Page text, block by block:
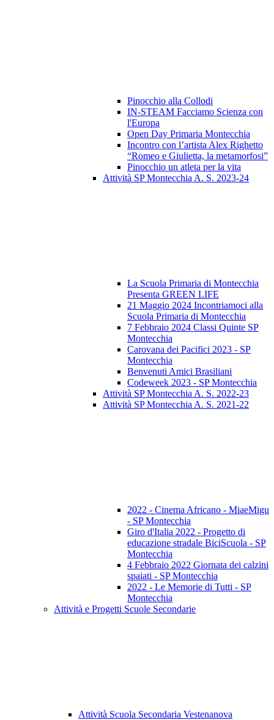
Pinocchio alla Collodi
IN-STEAM Facciamo Scienza con
l'Europa
Open Day Primaria Montecchia
Incontro con l’artista Alex Righetto
“Romeo e Giulietta, la metamorfosi”
Pinocchio un atleta per la vita
Attività SP Montecchia A. S. 2023-24
La Scuola Primaria di Montecchia
Presenta GREEN LIFE
21 Maggio 2024 Incontriamoci alla
Scuola Primaria di Montecchia
7 Febbraio 2024 Classi Quinte SP
Montecchia
Carovana dei Pacifici 2023 - SP
Montecchia
Benvenuti Amici Brasiliani
Codeweek 2023 - SP Montecchia
Attività SP Montecchia A. S. 2022-23
Attività SP Montecchia A. S. 2021-22
2022 - Cinema Africano - MiaeMigu
- SP Montecchia
Giro d'Italia 2022 - Progetto di
educazione stradale BiciScuola - SP
Montecchia
4 Febbraio 2022 Giornata dei calzini
spaiati - SP Montecchia
2022 - Le Memorie di Tutti - SP
Montecchia
Attività e Progetti Scuole Secondarie
Attività Scuola Secondaria Vestenanova